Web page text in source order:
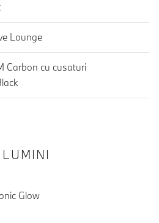
Lounge
Carbon cu cusaturi
Glow